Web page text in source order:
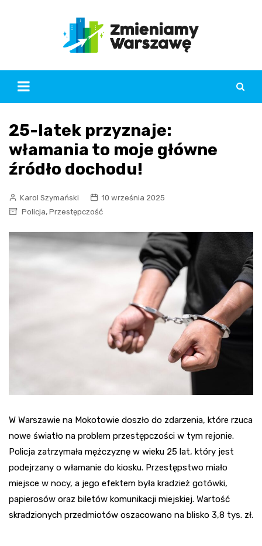
25-latek przyznaje:
włamania to moje główne
źródło dochodu!
Karol Szymański
10 września 2025
Policja, Przestępczość
W Warszawie na Mokotowie doszło do zdarzenia, które rzuca
nowe światło na problem przestępczości w tym rejonie.
Policja zatrzymała mężczyznę w wieku 25 lat, który jest
podejrzany o włamanie do kiosku. Przestępstwo miało
miejsce w nocy, a jego efektem była kradzież gotówki,
papierosów oraz biletów komunikacji miejskiej. Wartość
skradzionych przedmiotów oszacowano na blisko 3,8 tys. zł.